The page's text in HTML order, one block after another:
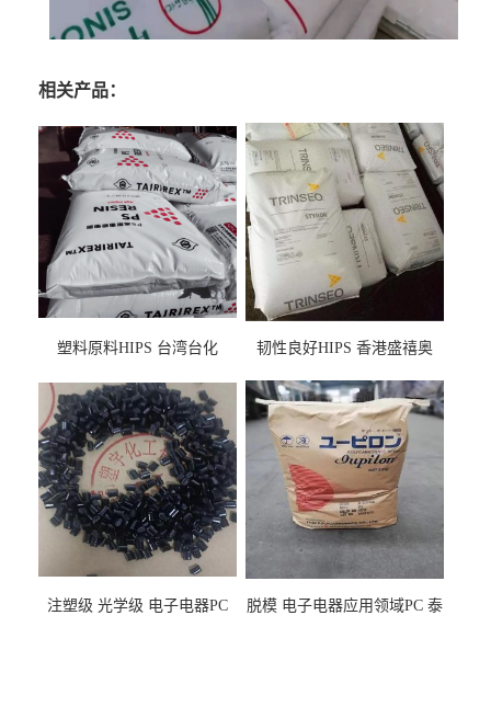
相关产品：
塑料原料HIPS 台湾台化
用料
韧性良好HIPS 香港盛禧奥
注塑级 光学级 电子电器PC
脱模 电子电器应用领域PC 泰